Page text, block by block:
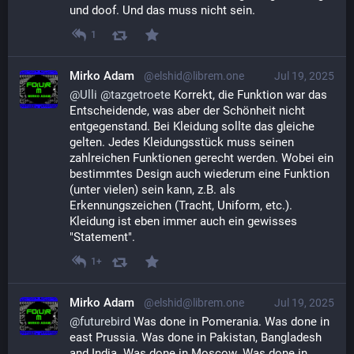
und doof. Und das muss nicht sein.
1
Jul 19, 2025
Mirko Adam @elshid@librem.one
@Ulli @tazgetroete Korrekt, die Funktion war das
Entscheidende, was aber der Schönheit nicht
entgegenstand. Bei Kleidung sollte das gleiche
gelten. Jedes Kleidungsstück muss seinen
zahlreichen Funktionen gerecht werden. Wobei ein
bestimmtes Design auch wiederum eine Funktion
(unter vielen) sein kann, z.B. als
Erkennungszeichen (Tracht, Uniform, etc.).
Kleidung ist eben immer auch ein gewisses
"Statement".
1+
Jul 19, 2025
Mirko Adam @elshid@librem.one
@futurebird Was done in Pomerania. Was done in
east Prussia. Was done in Pakistan, Bangladesh